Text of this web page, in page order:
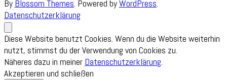
By Blossom Themes. Powered byWordPress.
Datenschutzerklärung
Diese Website benutzt Cookies. Wenn du die Website weiterhin
nutzt, stimmst du der Verwendung von Cookies zu.
Näheres dazu in meiner Datenschutzerklärung.
Akzeptieren und schließen